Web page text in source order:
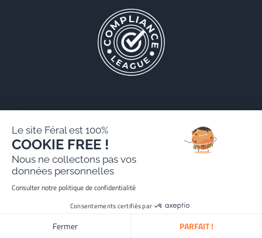
Legal notice
Personal data protection policy
Website created by Paradygm
Le site Féral est 100%
COOKIE FREE !
Nous ne collectons pas vos
données personnelles
Consulter notre politique de confidentialité
Consentements certifiés par
Fermer PARFAIT !